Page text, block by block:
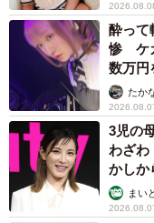
酔っ
惨 ケ
数万円
たか
3児の
わざ
かしか
まい